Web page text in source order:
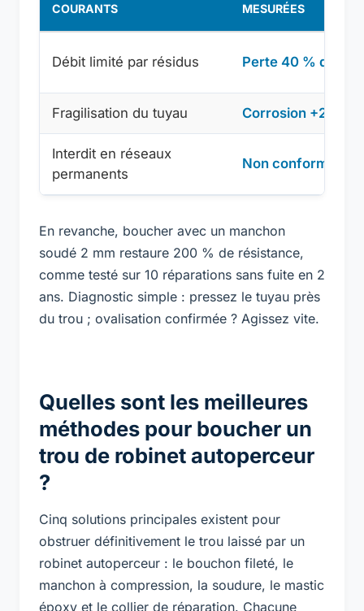
COURANTS
MESURÉES
Débit limité par résidus Perte 40 % débit
Fragilisation du tuyau Corrosion +2 ans
Interdit en réseaux
permanents
Non conforme
En revanche, boucher avec un manchon
soudé 2 mm restaure 200 % de résistance,
comme testé sur 10 réparations sans fuite en 2
ans. Diagnostic simple : pressez le tuyau près
du trou ; ovalisation confirmée ? Agissez vite.
Quelles sont les meilleures
méthodes pour boucher un
trou de robinet autoperceur
?
Cinq solutions principales existent pour
obstruer définitivement le trou laissé par un
robinet autoperceur : le bouchon fileté, le
manchon à compression, la soudure, le mastic
époxy et le collier de réparation. Chacune